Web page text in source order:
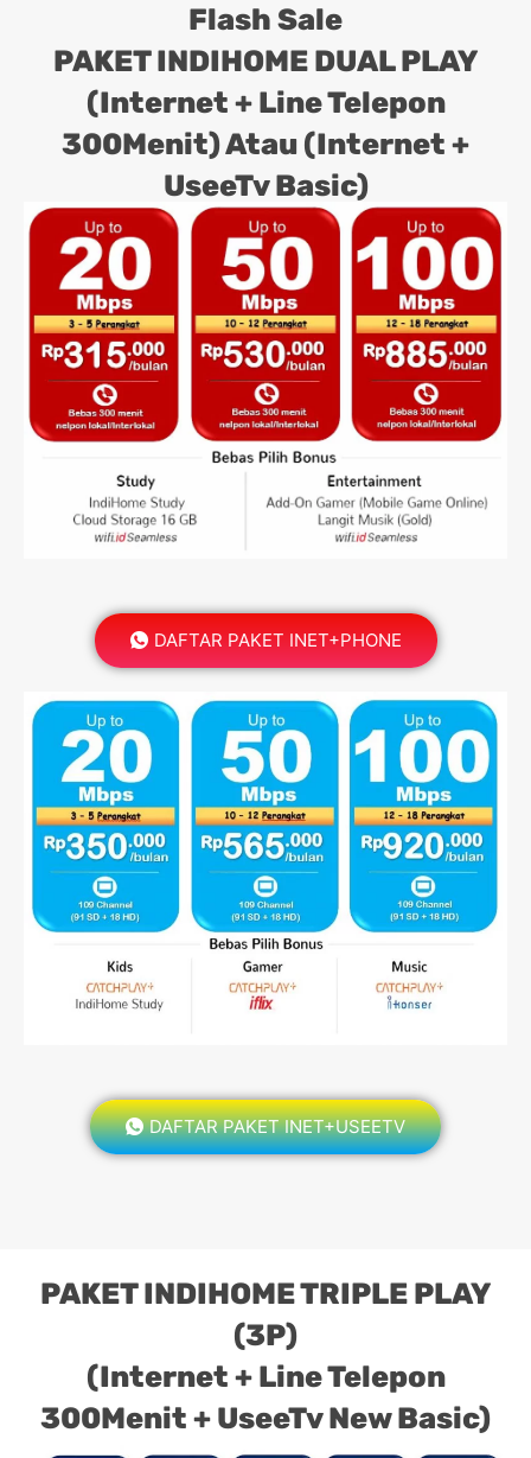
Flash Sale
PAKET INDIHOME DUAL PLAY
(Internet + Line Telepon
300Menit) Atau (Internet +
UseeTv Basic)
DAFTAR PAKET INET+PHONE
DAFTAR PAKET INET+USEETV
PAKET INDIHOME TRIPLE PLAY
(3P)
(Internet + Line Telepon
300Menit + UseeTv New Basic)